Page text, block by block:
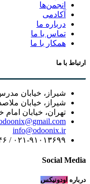
انجمن‌ها
آکادمی
درباره ما
تماس با ما
همکار با ما
ارتباط با ما
شیراز، خیابان
شیراز، خیابان
تهران، خیابان امام
info@odoonix.ir
۰۲۱-۹۱۰۱۳۶۹۹ / ۰۹۹۶۱۲۳۹۷۴۶ / ۰۹۱۰۱۹۸۱۷۱۳-۱۴
Social Media
درباره اودونیکس